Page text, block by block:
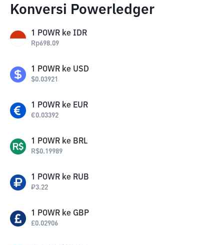
Konversi Powerledger
1 POWR ke IDR
Rp698.09
1 POWR ke USD
$0.03921
1 POWR ke EUR
€0.03392
1 POWR ke BRL
R$0.19989
1 POWR ke RUB
₽3.22
1 POWR ke GBP
£0.02906